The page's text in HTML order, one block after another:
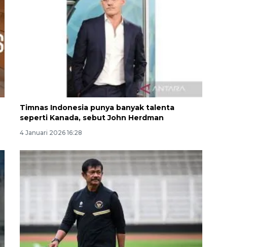
Timnas Indonesia punya banyak talenta
seperti Kanada, sebut John Herdman
4 Januari 2026 16:28